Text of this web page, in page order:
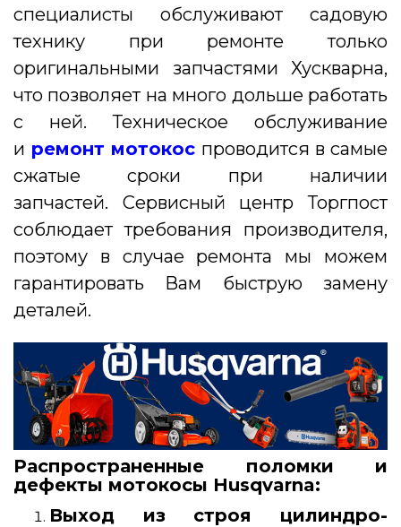
специалисты обслуживают садовую
технику при ремонте только
оригинальными запчастями Хускварна,
что позволяет на много дольше работать
с ней. Техническое обслуживание
и ремонт мотокос проводится в самые
сжатые сроки при наличии
запчастей. Сервисный центр Торгпост
соблюдает требования производителя,
поэтому в случае ремонта мы можем
гарантировать Вам быструю замену
деталей.
Распространенные поломки и
дефекты мотокосы Husqvarna:
Выход из строя цилиндро-